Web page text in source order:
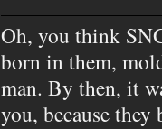
Oh, you think
born in them,
man. By then, it
you, because